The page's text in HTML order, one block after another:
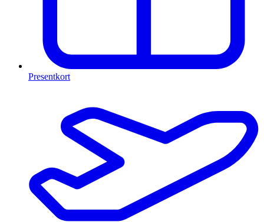
Presentkort